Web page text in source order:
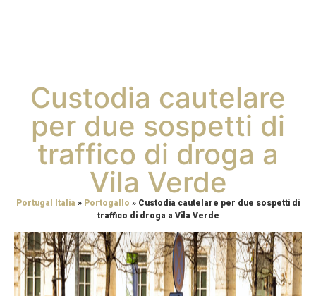
Custodia cautelare
per due sospetti di
traffico di droga a
Vila Verde
Portugal Italia » Portogallo » Custodia cautelare per due sospetti di
traffico di droga a Vila Verde